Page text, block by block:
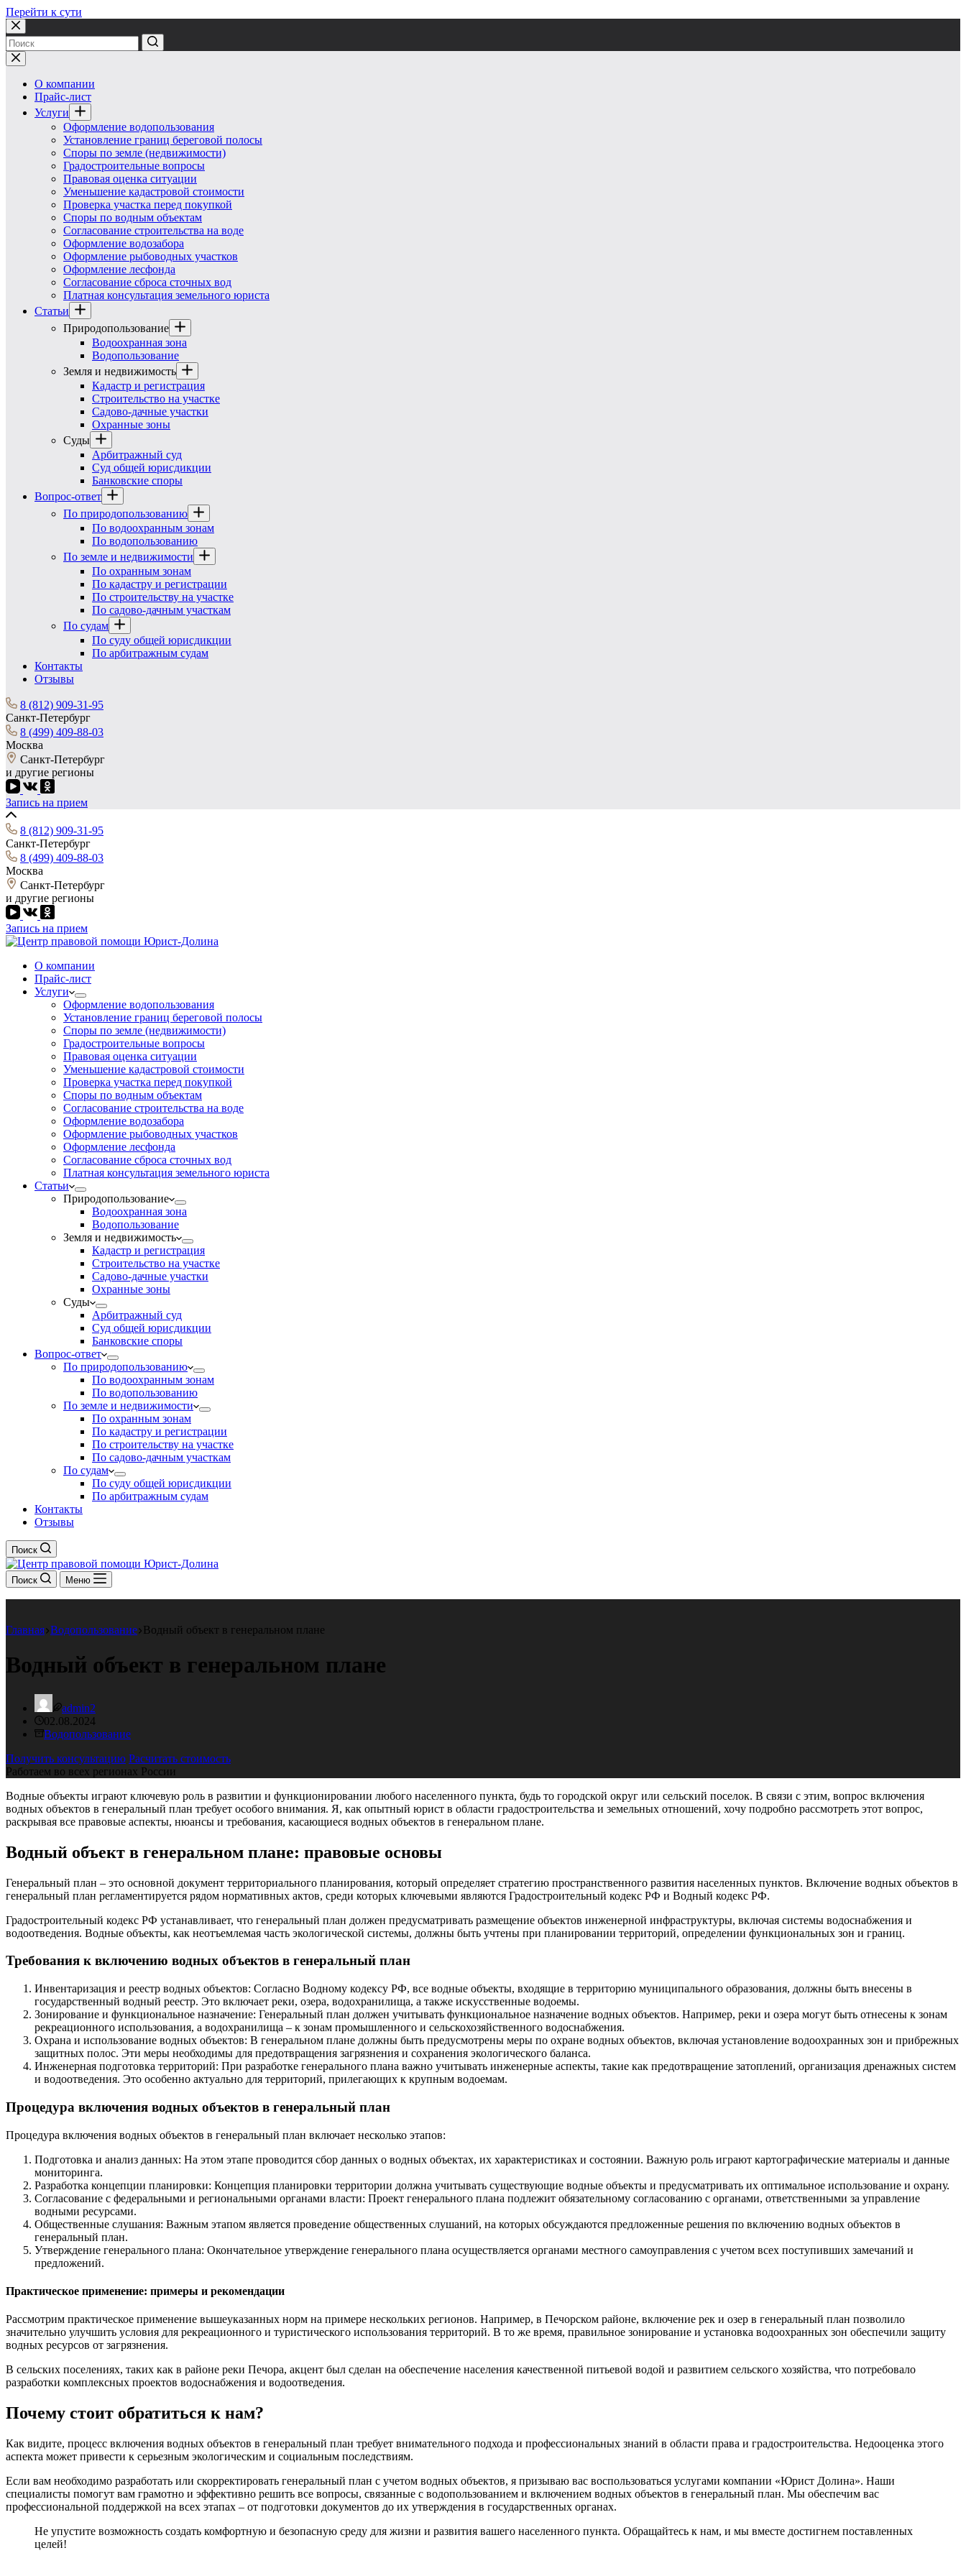
Перейти к сути
Ничего
не
найденоО компании
Прайс-лист
Услуги
Оформление водопользования
Установление границ береговой полосы
Споры по земле (недвижимости)
Градостроительные вопросы
Правовая оценка ситуации
Уменьшение кадастровой стоимости
Проверка участка перед покупкой
Споры по водным объектам
Согласование строительства на воде
Оформление водозабора
Оформление рыбоводных участков
Оформление лесфонда
Согласование сброса сточных вод
Платная консультация земельного юриста
Статьи
Природопользование
Водоохранная зона
Водопользование
Земля и недвижимость
Кадастр и регистрация
Строительство на участке
Садово-дачные участки
Охранные зоны
Суды
Арбитражный суд
Суд общей юрисдикции
Банковские споры
Вопрос-ответ
По природопользованию
По водоохранным зонам
По водопользованию
По земле и недвижимости
По охранным зонам
По кадастру и регистрации
По строительству на участке
По садово-дачным участкам
По судам
По суду общей юрисдикции
По арбитражным судам
Контакты
Отзывы
8 (812) 909-31-95
Санкт-Петербург
8 (499) 409-88-03
Москва
Санкт-Петербург
и другие регионы
Запись на прием
8 (812) 909-31-95
Санкт-Петербург
8 (499) 409-88-03
Москва
Санкт-Петербург
и другие регионы
Запись на прием
О компании
Прайс-лист
Услуги
Оформление водопользования
Установление границ береговой полосы
Споры по земле (недвижимости)
Градостроительные вопросы
Правовая оценка ситуации
Уменьшение кадастровой стоимости
Проверка участка перед покупкой
Споры по водным объектам
Согласование строительства на воде
Оформление водозабора
Оформление рыбоводных участков
Оформление лесфонда
Согласование сброса сточных вод
Платная консультация земельного юриста
Статьи
Природопользование
Водоохранная зона
Водопользование
Земля и недвижимость
Кадастр и регистрация
Строительство на участке
Садово-дачные участки
Охранные зоны
Суды
Арбитражный суд
Суд общей юрисдикции
Банковские споры
Вопрос-ответ
По природопользованию
По водоохранным зонам
По водопользованию
По земле и недвижимости
По охранным зонам
По кадастру и регистрации
По строительству на участке
По садово-дачным участкам
По судам
По суду общей юрисдикции
По арбитражным судам
Контакты
Отзывы
Поиск
Поиск Меню
Главная Водопользование Водный объект в генеральном плане
Водный объект в генеральном плане
admin2
02.08.2024
Водопользование
Получить консультацию Расчитать стоимость
Работаем во всех регионах России
Водные объекты играют ключевую роль в развитии и функционировании любого населенного пункта, будь то городской округ или сельский поселок. В связи с этим, вопрос включения
водных объектов в генеральный план требует особого внимания. Я, как опытный юрист в области градостроительства и земельных отношений, хочу подробно рассмотреть этот вопрос,
раскрывая все правовые аспекты, нюансы и требования, касающиеся водных объектов в генеральном плане.
Водный объект в генеральном плане: правовые основы
Генеральный план – это основной документ территориального планирования, который определяет стратегию пространственного развития населенных пунктов. Включение водных объектов в
генеральный план регламентируется рядом нормативных актов, среди которых ключевыми являются Градостроительный кодекс РФ и Водный кодекс РФ.
Градостроительный кодекс РФ устанавливает, что генеральный план должен предусматривать размещение объектов инженерной инфраструктуры, включая системы водоснабжения и
водоотведения. Водные объекты, как неотъемлемая часть экологической системы, должны быть учтены при планировании территорий, определении функциональных зон и границ.
Требования к включению водных объектов в генеральный план
Инвентаризация и реестр водных объектов: Согласно Водному кодексу РФ, все водные объекты, входящие в территорию муниципального образования, должны быть внесены в
государственный водный реестр. Это включает реки, озера, водохранилища, а также искусственные водоемы.
Зонирование и функциональное назначение: Генеральный план должен учитывать функциональное назначение водных объектов. Например, реки и озера могут быть отнесены к зонам
рекреационного использования, а водохранилища – к зонам промышленного и сельскохозяйственного водоснабжения.
Охрана и использование водных объектов: В генеральном плане должны быть предусмотрены меры по охране водных объектов, включая установление водоохранных зон и прибрежных
защитных полос. Эти меры необходимы для предотвращения загрязнения и сохранения экологического баланса.
Инженерная подготовка территорий: При разработке генерального плана важно учитывать инженерные аспекты, такие как предотвращение затоплений, организация дренажных систем
и водоотведения. Это особенно актуально для территорий, прилегающих к крупным водоемам.
Процедура включения водных объектов в генеральный план
Процедура включения водных объектов в генеральный план включает несколько этапов:
Подготовка и анализ данных: На этом этапе проводится сбор данных о водных объектах, их характеристиках и состоянии. Важную роль играют картографические материалы и данные
мониторинга.
Разработка концепции планировки: Концепция планировки территории должна учитывать существующие водные объекты и предусматривать их оптимальное использование и охрану.
Согласование с федеральными и региональными органами власти: Проект генерального плана подлежит обязательному согласованию с органами, ответственными за управление
водными ресурсами.
Общественные слушания: Важным этапом является проведение общественных слушаний, на которых обсуждаются предложенные решения по включению водных объектов в
генеральный план.
Утверждение генерального плана: Окончательное утверждение генерального плана осуществляется органами местного самоуправления с учетом всех поступивших замечаний и
предложений.
Практическое применение: примеры и рекомендации
Рассмотрим практическое применение вышеуказанных норм на примере нескольких регионов. Например, в Печорском районе, включение рек и озер в генеральный план позволило
значительно улучшить условия для рекреационного и туристического использования территорий. В то же время, правильное зонирование и установка водоохранных зон обеспечили защиту
водных ресурсов от загрязнения.
В сельских поселениях, таких как в районе реки Печора, акцент был сделан на обеспечение населения качественной питьевой водой и развитием сельского хозяйства, что потребовало
разработки комплексных проектов водоснабжения и водоотведения.
Почему стоит обратиться к нам?
Как видите, процесс включения водных объектов в генеральный план требует внимательного подхода и профессиональных знаний в области права и градостроительства. Недооценка этого
аспекта может привести к серьезным экологическим и социальным последствиям.
Если вам необходимо разработать или скорректировать генеральный план с учетом водных объектов, я призываю вас воспользоваться услугами компании «Юрист Долина». Наши
специалисты помогут вам грамотно и эффективно решить все вопросы, связанные с водопользованием и включением водных объектов в генеральный план. Мы обеспечим вас
профессиональной поддержкой на всех этапах – от подготовки документов до их утверждения в государственных органах.
Не упустите возможность создать комфортную и безопасную среду для жизни и развития вашего населенного пункта. Обращайтесь к нам, и мы вместе достигнем поставленных
целей!